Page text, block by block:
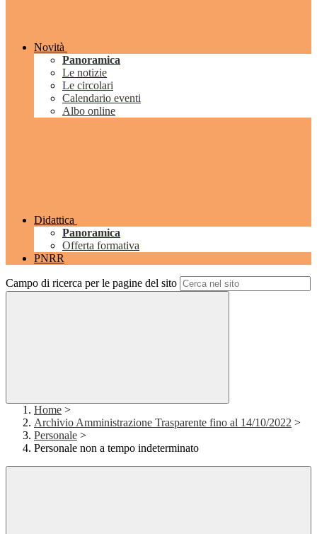
Novità
Panoramica
Le notizie
Le circolari
Calendario eventi
Albo online
Didattica
Panoramica
Offerta formativa
PNRR
Campo di ricerca per le pagine del sito
Home >
Archivio Amministrazione Trasparente fino al 14/10/2022 >
Personale >
Personale non a tempo indeterminato